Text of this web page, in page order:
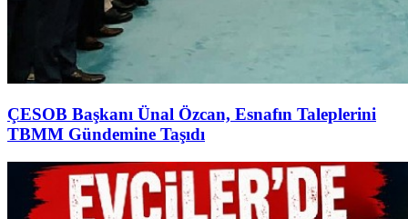
ÇESOB Başkanı Ünal Özcan, Esnafın Taleplerini
TBMM Gündemine Taşıdı